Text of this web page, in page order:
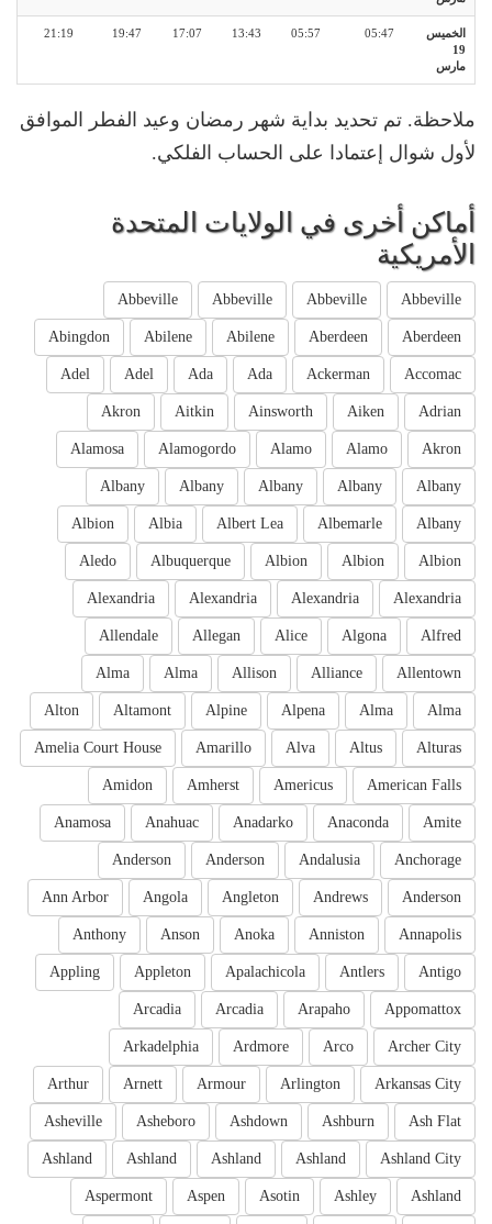
الخميس
19
مارس
05:47
05:57
13:43
17:07
19:47
21:19
ملاحظة. تم تحديد بداية شهر رمضان وعيد الفطر الموافق
لأول شوال إعتمادا على الحساب الفلكي.
أماكن أخرى في الولايات المتحدة
الأمريكية
Abbeville
Abbeville
Abbeville
Abbeville
Aberdeen
Aberdeen
Abilene
Abilene
Abingdon
Accomac
Ackerman
Ada
Ada
Adel
Adel
Adrian
Aiken
Ainsworth
Aitkin
Akron
Akron
Alamo
Alamo
Alamogordo
Alamosa
Albany
Albany
Albany
Albany
Albany
Albany
Albemarle
Albert Lea
Albia
Albion
Albion
Albion
Albion
Albuquerque
Aledo
Alexandria
Alexandria
Alexandria
Alexandria
Alfred
Algona
Alice
Allegan
Allendale
Allentown
Alliance
Allison
Alma
Alma
Alma
Alma
Alpena
Alpine
Altamont
Alton
Alturas
Altus
Alva
Amarillo
Amelia Court House
American Falls
Americus
Amherst
Amidon
Amite
Anaconda
Anadarko
Anahuac
Anamosa
Anchorage
Andalusia
Anderson
Anderson
Anderson
Andrews
Angleton
Angola
Ann Arbor
Annapolis
Anniston
Anoka
Anson
Anthony
Antigo
Antlers
Apalachicola
Appleton
Appling
Appomattox
Arapaho
Arcadia
Arcadia
Archer City
Arco
Ardmore
Arkadelphia
Arkansas City
Arlington
Armour
Arnett
Arthur
Ash Flat
Ashburn
Ashdown
Asheboro
Asheville
Ashland City
Ashland
Ashland
Ashland
Ashland
Ashland
Ashley
Asotin
Aspen
Aspermont